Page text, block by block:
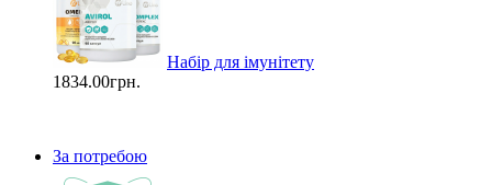
Набір для імунітету
1834.00грн.
За потребою